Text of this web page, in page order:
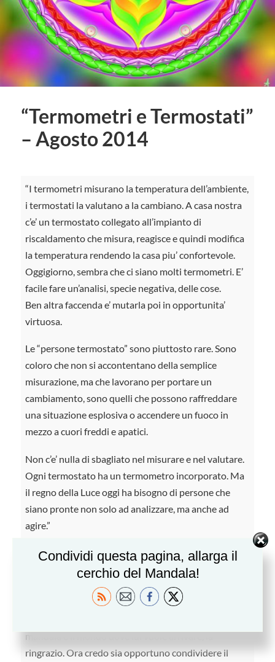
“Termometri e Termostati”
– Agosto 2014
“I termometri misurano la temperatura dell’ambiente,
i termostati la valutano a la cambiano. A casa nostra
c’e’ un termostato collegato all’impianto di
riscaldamento che misura, reagisce e quindi modifica
la temperatura rendendo la casa piu’ confortevole.
Oggigiorno, sembra che ci siano molti termometri. E’
facile fare un’analisi, specie negativa, delle cose.
Ben altra faccenda e’ mutarla poi in opportunita’
virtuosa.
Le “persone termostato” sono piuttosto rare. Sono
coloro che non si accontentano della semplice
misurazione, ma che lavorano per portare un
cambiamento, sono quelli che possono raffreddare
una situazione esplosiva o accendere un fuoco in
mezzo a cuori freddi e apatici.
Non c’e’ nulla di sbagliato nel misurare e nel valutare.
Ogni termostato ha un termometro incorporato. Ma
il regno della Luce oggi ha bisogno di persone che
siano pronte non solo ad analizzare, ma anche ad
agire.”
Questo scritto mi e’ stato inoltrato tempo fa da una
corsista per ringraziarmi della sua esperienza in uno
dei miei workshop, la ringrazio io e ancora con tutto il
cuore per il suo gesto gentile. Anche se io mi
mandala e il mondo dove lui vuole arrivare, la
ringrazio. Ora credo sia opportuno condividere il
Condividi questa pagina, allarga il
cerchio del Mandala!